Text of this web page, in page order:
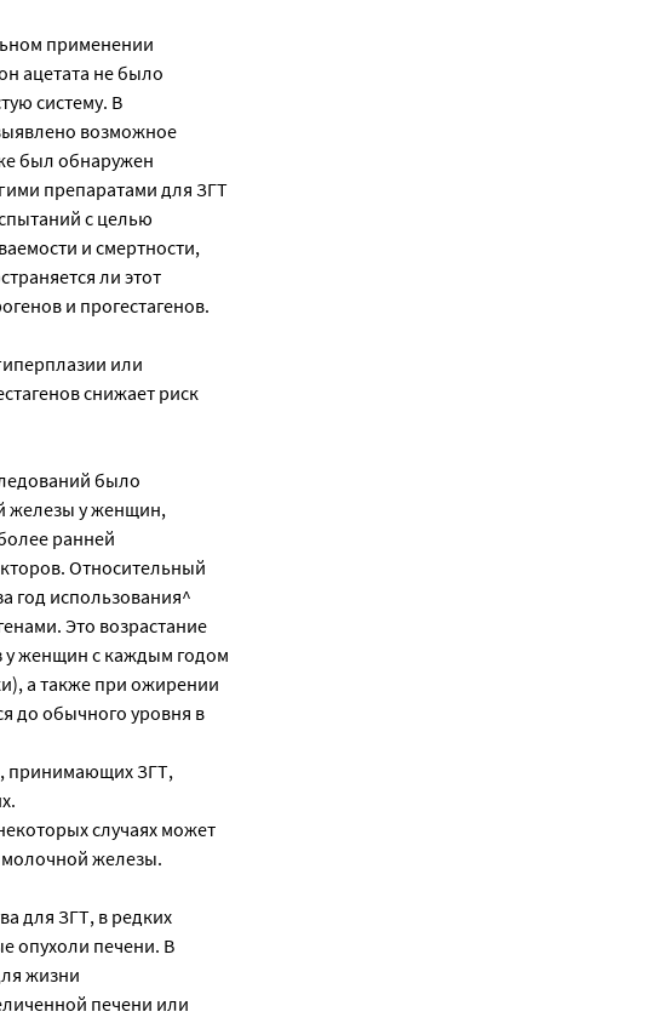
применении
ацетата не было
систему. В
возможное
был обнаружен
препаратами для ЗГТ
с целью
и смертности,
ли этот
и прогестагенов.
или
снижает риск
было
железы у женщин,
ранней
Относительный
год использования^
Это возрастание
у женщин с каждым годом
а также при ожирении
до обычного уровня в
принимающих ЗГТ,
случаях может
молочной железы.
для ЗГТ, в редких
опухоли печени. В
жизни
печени или